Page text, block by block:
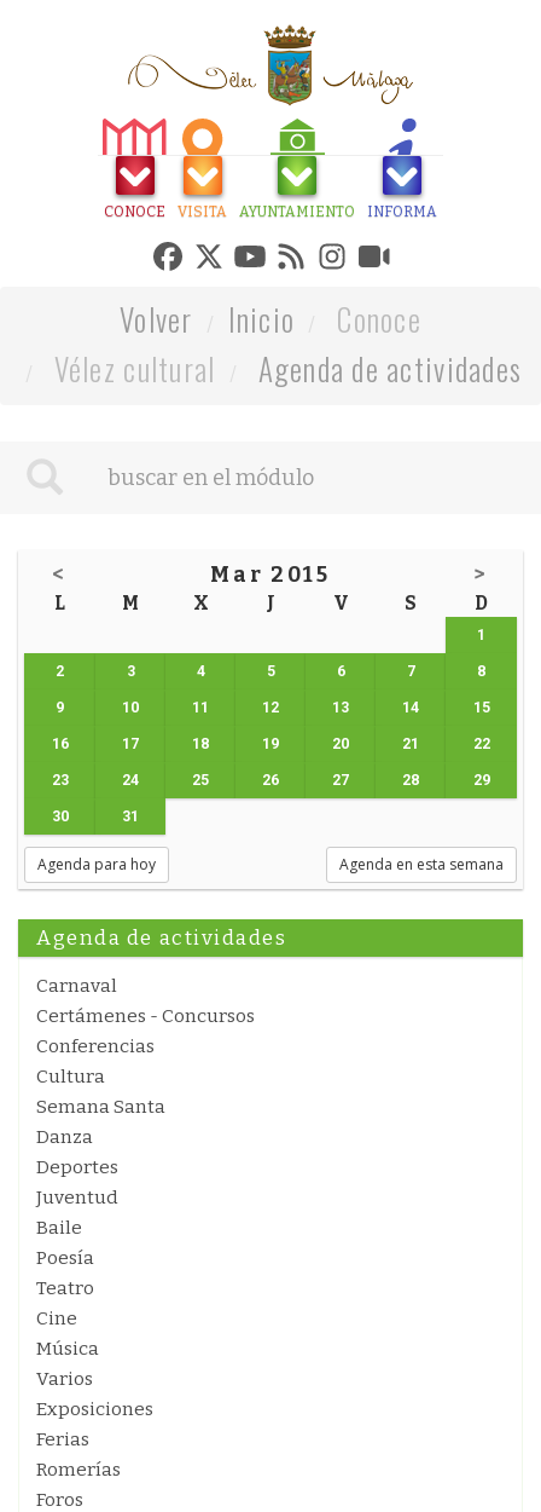
CONOCE VISITA AYUNTAMIENTO INFORMA
Volver Inicio
Conoce
Vélez cultural
Agenda de actividades
< Mar 2015 >
L M X J V S D
1
2 3 4 5 6 7 8
9 10 11 12 13 14 15
16 17 18 19 20 21 22
23 24 25 26 27 28 29
30 31
Agenda para hoy Agenda en esta semana
Agenda de actividades
Carnaval
Certámenes - Concursos
Conferencias
Cultura
Semana Santa
Danza
Deportes
Juventud
Baile
Poesía
Teatro
Cine
Música
Varios
Exposiciones
Ferias
Romerías
Foros